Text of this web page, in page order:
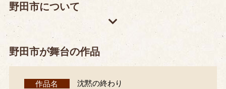
野田市について
野田市が舞台の作品
作品名
沈黙の終わり